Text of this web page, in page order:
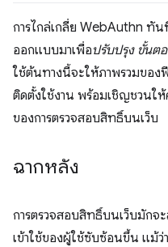
การไกล่เกลี่ย WebAuthn ทัน
ออกแบบมาเพื่อปรับปรุง ขั้นตอ
ใช้ต้นทางนี้จะให้ภาพรวมของ
ติดตั้งใช้งาน พร้อมเชิญชวนใ
ของการตรวจสอบสิทธิ์บนเว็บ
ฉากหลัง
การตรวจสอบสิทธิ์บนเว็บมักจะ
เข้าใช้ของผู้ใช้ซับซ้อนขึ้น แม้